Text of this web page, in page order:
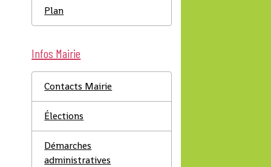
Plan
Infos Mairie
Contacts Mairie
Élections
Démarches
administratives